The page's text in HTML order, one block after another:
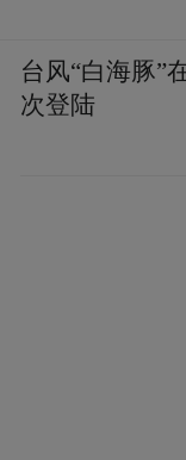
台风“白海豚”
次登陆